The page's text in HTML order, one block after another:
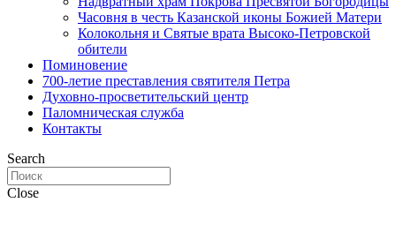
Часовня в честь Казанской иконы Божией Матери
Колокольня и Святые врата Высоко-Петровской
обители
Поминовение
700-летие преставления святителя Петра
Духовно-просветительский центр
Паломническая служба
Контакты
Search
Close